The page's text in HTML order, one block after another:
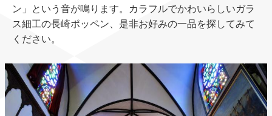
ン」という⾳が鳴ります。カラフルでかわいらしいガラ
ス細⼯の⻑崎ポッペン、是⾮お好みの⼀品を探してみて
ください。